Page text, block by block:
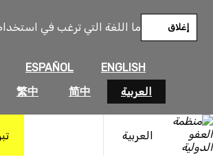
ما اللغة التي ترغب في
ENGLISH
ESPAÑOL
العربية
简中
繁中
إغلاق
العربية